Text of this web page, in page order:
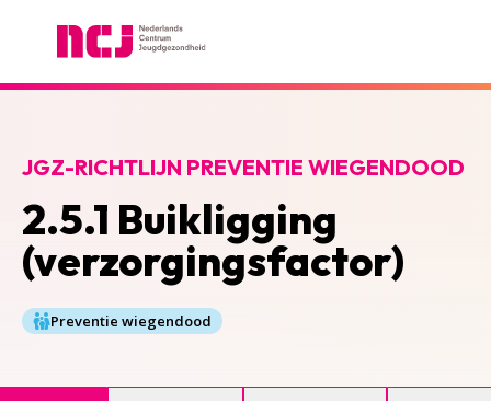
2.5.1 Buikligging
(verzorgingsfactor)
JGZ-RICHTLIJN PREVENTIE WIEGENDOOD
Preventie wiegendood